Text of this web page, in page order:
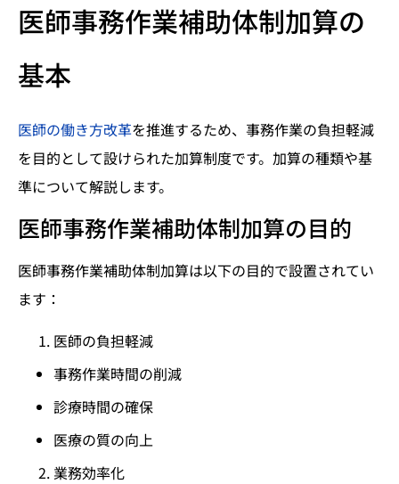
医師事務作業補助体制加算の
基本
医師の働き方改革を推進するため、事務作業の負担軽減
を目的として設けられた加算制度です。加算の種類や基
準について解説します。
医師事務作業補助体制加算の目的
医師事務作業補助体制加算は以下の目的で設置されてい
ます：
医師の負担軽減
事務作業時間の削減
診療時間の確保
医療の質の向上
業務効率化